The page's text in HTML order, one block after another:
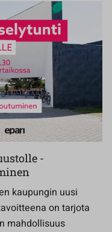
-
kaupungin uusi
on tarjota
mahdollisuus